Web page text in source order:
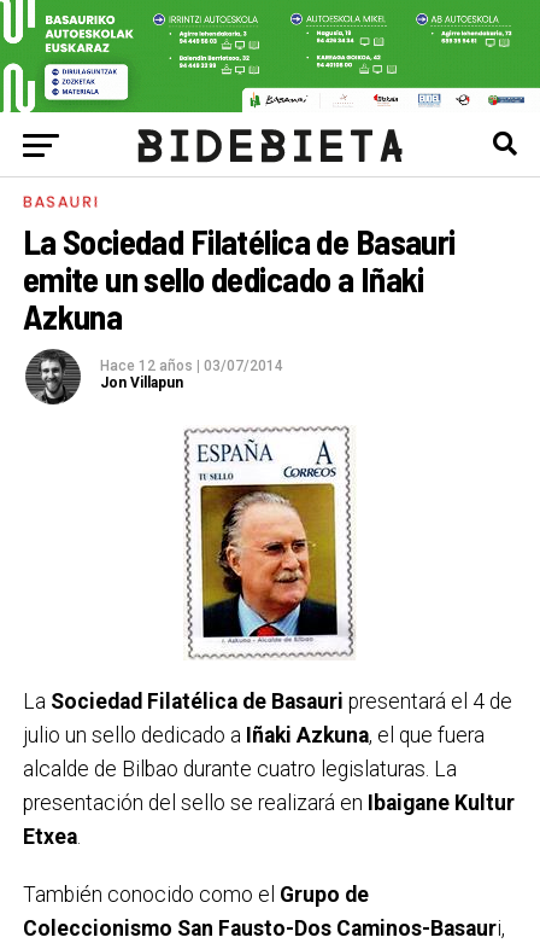
BASAURI
La Sociedad Filatélica de Basauri
emite un sello dedicado a Iñaki
Azkuna
Hace 12 años
03/07/2014
Jon Villapun
La Sociedad Filatélica de Basauri presentará el 4 de
julio un sello dedicado a Iñaki Azkuna, el que fuera
alcalde de Bilbao durante cuatro legislaturas. La
presentación del sello se realizará en
Ibaigane Kultur
Etxea.
También conocido como el Grupo de
Coleccionismo San Fausto-Dos Caminos-Basauri,